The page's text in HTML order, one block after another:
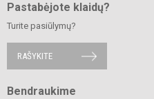
Pastabėjote klaidų?
Turite pasiūlymų?
RAŠYKITE
Bendraukime